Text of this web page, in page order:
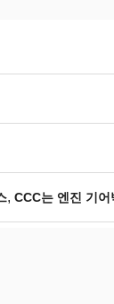
, CCC는 엔진 기